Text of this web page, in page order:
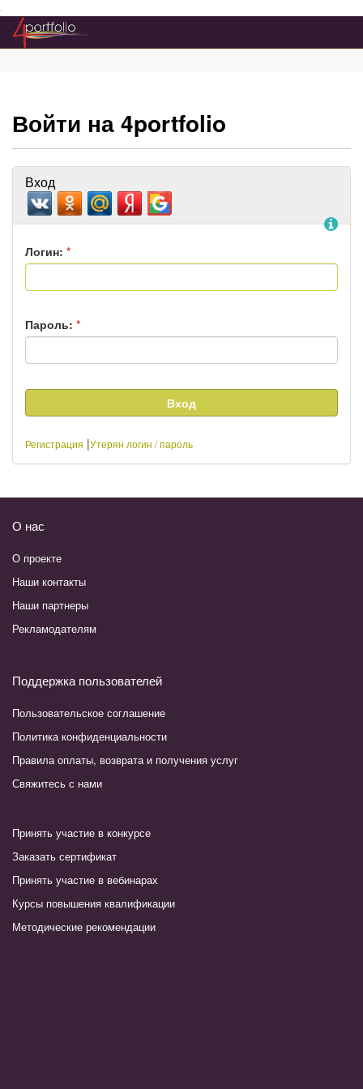
Преейти на главное меню
Войти на 4portfolio
Вход
Логин: *
Пароль: *
Регистрация |Утерян логин / пароль
О нас
О проекте
Наши контакты
Наши партнеры
Рекламодателям
Поддержка пользователей
Пользовательское соглашение
Политика конфиденциальности
Правила оплаты, возврата и получения услуг
Свяжитесь с нами
Принять участие в конкурсе
Заказать сертификат
Принять участие в вебинарах
Курсы повышения квалификации
Методические рекомендации